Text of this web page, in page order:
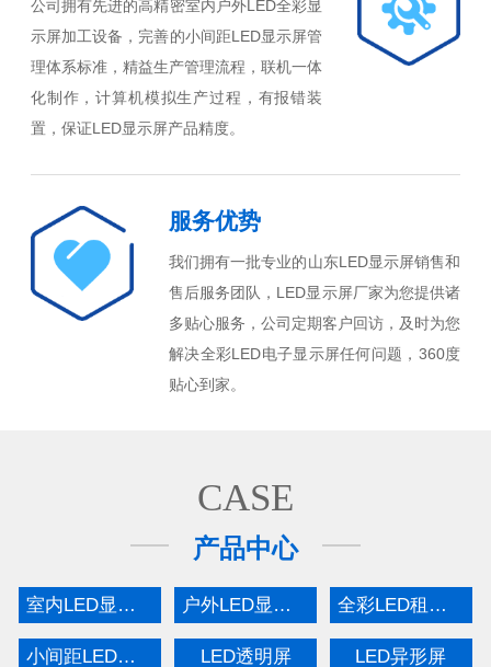
公司拥有先进的高精密室内户外LED全彩显
示屏加工设备，完善的小间距LED显示屏管
理体系标准，精益生产管理流程，联机一体
化制作，计算机模拟生产过程，有报错装
置，保证LED显示屏产品精度。
服务优势
我们拥有一批专业的山东LED显示屏销售和
售后服务团队，LED显示屏厂家为您提供诸
多贴心服务，公司定期客户回访，及时为您
解决全彩LED电子显示屏任何问题，360度
贴心到家。
CASE
产品中心
室内LED显示屏 户外LED显示屏 全彩LED租赁屏
小间距LED显示屏 LED透明屏 LED异形屏